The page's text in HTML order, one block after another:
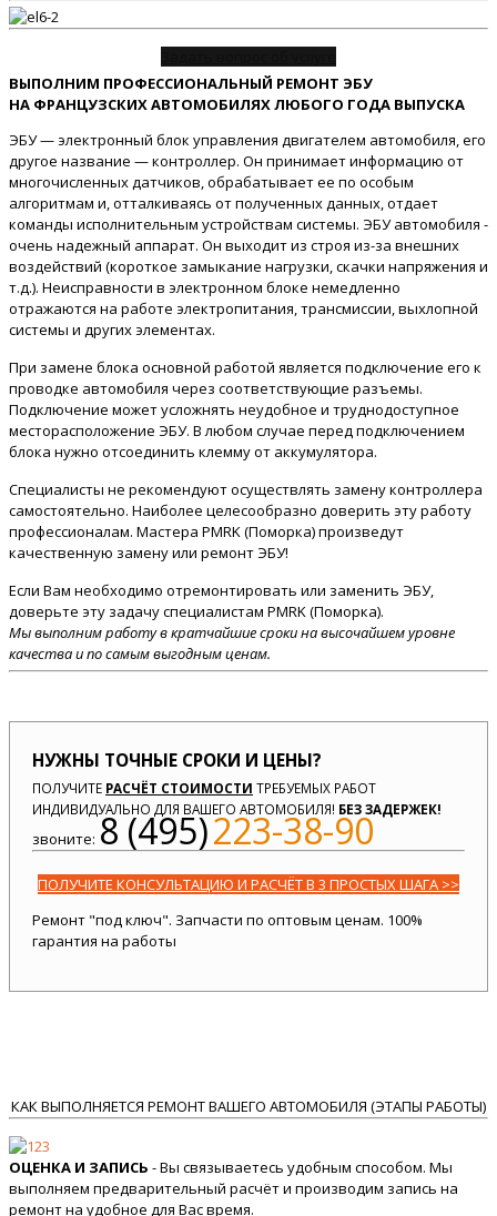
ВЫПОЛНИМ ПРОФЕССИОНАЛЬНЫЙ РЕМОНТ ЭБУ
НА ФРАНЦУЗСКИХ АВТОМОБИЛЯХ ЛЮБОГО ГОДА ВЫПУСКА
ЭБУ — электронный блок управления двигателем автомобиля, его
другое название — контроллер. Он принимает информацию от
многочисленных датчиков, обрабатывает ее по особым
алгоритмам и, отталкиваясь от полученных данных, отдает
команды исполнительным устройствам системы. ЭБУ автомобиля -
очень надежный аппарат. Он выходит из строя из-за внешних
воздействий (короткое замыкание нагрузки, скачки напряжения и
т.д.). Неисправности в электронном блоке немедленно
отражаются на работе электропитания, трансмиссии, выхлопной
системы и других элементах.
При замене блока основной работой является подключение его к
проводке автомобиля через соответствующие разъемы.
Подключение может усложнять неудобное и труднодоступное
месторасположение ЭБУ. В любом случае перед подключением
блока нужно отсоединить клемму от аккумулятора.
Специалисты не рекомендуют осуществлять замену контроллера
самостоятельно. Наиболее целесообразно доверить эту работу
профессионалам. Мастера PMRK (Поморка) произведут
качественную замену или ремонт ЭБУ!
Если Вам необходимо отремонтировать или заменить ЭБУ,
доверьте эту задачу специалистам PMRK (Поморка).
Мы выполним работу в кратчайшие сроки на высочайшем уровне
качества и по самым выгодным ценам.
НУЖНЫ ТОЧНЫЕ СРОКИ И ЦЕНЫ?
ПОЛУЧИТЕ РАСЧЁТ СТОИМОСТИ ТРЕБУЕМЫХ РАБОТ
ИНДИВИДУАЛЬНО ДЛЯ ВАШЕГО АВТОМОБИЛЯ! БЕЗ ЗАДЕРЖЕК!
звоните: 8 (495)223-38-90
ПОЛУЧИТЕ КОНСУЛЬТАЦИЮ И РАСЧЁТ В 3 ПРОСТЫХ ШАГА >>
Ремонт "под ключ". Запчасти по оптовым ценам. 100%
гарантия на работы
КАК ВЫПОЛНЯЕТСЯ РЕМОНТ ВАШЕГО АВТОМОБИЛЯ (ЭТАПЫ РАБОТЫ)
ОЦЕНКА И ЗАПИСЬ - Вы связываетесь удобным способом. Мы
выполняем предварительный расчёт и производим запись на
ремонт на удобное для Вас время.